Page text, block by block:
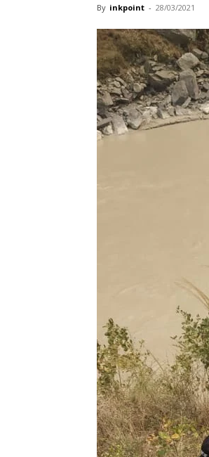
By inkpoint - 28/03/2021